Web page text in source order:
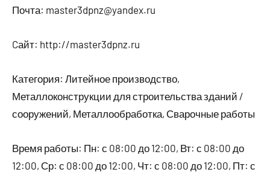
Почта: master3dpnz@yandex.ru
Cайт: http://master3dpnz.ru
Категория: Литейное производство,
Металлоконструкции для строительства зданий /
сооружений, Металлообработка, Сварочные работы
Время работы: Пн: с 08:00 до 12:00, Вт: с 08:00 до
12:00, Ср: с 08:00 до 12:00, Чт: с 08:00 до 12:00, Пт: с